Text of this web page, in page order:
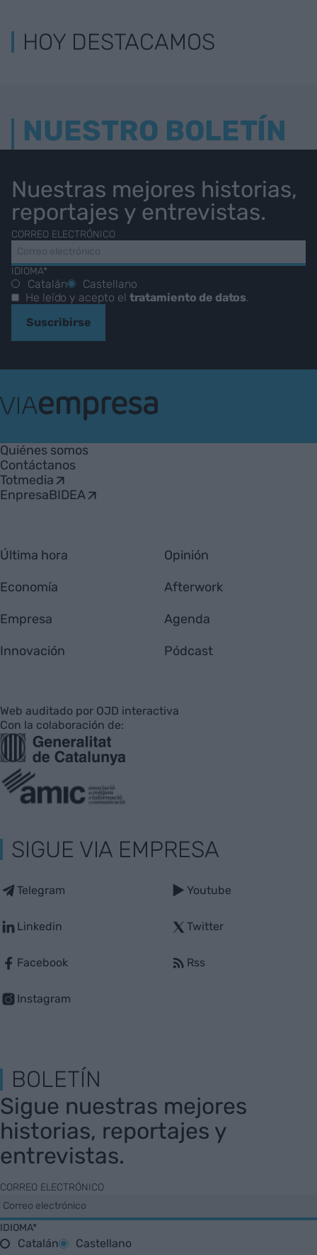
HOY DESTACAMOS
NUESTRO BOLETÍN
Nuestras mejores historias,
reportajes y entrevistas.
CORREO ELECTRÓNICO
IDIOMA*
Catalán
Castellano
He leído y acepto el tratamiento de datos.
Suscribirse
Empresa
Quiénes somos
Contáctanos
Totmedia
EnpresaBIDEA
Última hora
Economía
Empresa
Innovación
Opinión
Afterwork
Agenda
Pódcast
Web auditado por OJD interactiva
Con la colaboración de:
SIGUE VIA EMPRESA
Telegram
Linkedin
Facebook
Instagram
Youtube
Twitter
Rss
BOLETÍN
Sigue nuestras mejores
historias, reportajes y
entrevistas.
CORREO ELECTRÓNICO
IDIOMA*
Catalán
Castellano